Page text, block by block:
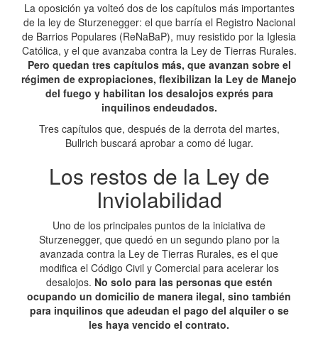
La oposición ya volteó dos de los capítulos más importantes
de la ley de Sturzenegger: el que barría el Registro Nacional
de Barrios Populares (ReNaBaP), muy resistido por la Iglesia
Católica, y el que avanzaba contra la Ley de Tierras Rurales.
Pero quedan tres capítulos más, que avanzan sobre el
régimen de expropiaciones, flexibilizan la Ley de Manejo
del fuego y habilitan los desalojos exprés para
inquilinos endeudados.
Tres capítulos que, después de la derrota del martes,
Bullrich buscará aprobar a como dé lugar.
Los restos de la Ley de
Inviolabilidad
Uno de los principales puntos de la iniciativa de
Sturzenegger, que quedó en un segundo plano por la
avanzada contra la Ley de Tierras Rurales, es el que
modifica el Código Civil y Comercial para acelerar los
desalojos. No solo para las personas que estén
ocupando un domicilio de manera ilegal, sino también
para inquilinos que adeudan el pago del alquiler o se
les haya vencido el contrato.